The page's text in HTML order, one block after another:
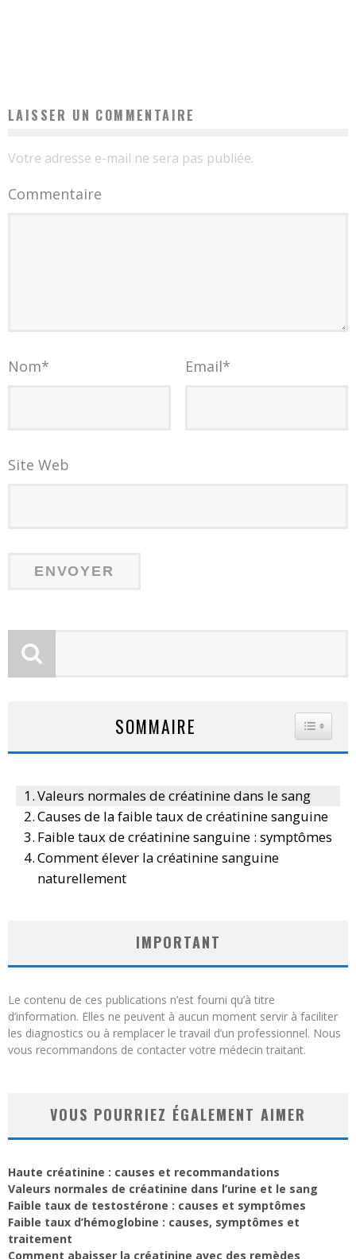
LAISSER UN COMMENTAIRE
Votre adresse e-mail ne sera pas publiée.
Commentaire
Nom* Email*
Site Web
SOMMAIRE
Valeurs normales de créatinine dans le sang
Causes de la faible taux de créatinine sanguine
Faible taux de créatinine sanguine : symptômes
Comment élever la créatinine sanguine
naturellement
IMPORTANT
Le contenu de ces publications n’est fourni qu’à titre
d’information. Elles ne peuvent à aucun moment servir à faciliter
les diagnostics ou à remplacer le travail d’un professionnel. Nous
vous recommandons de contacter votre médecin traitant.
VOUS POURRIEZ ÉGALEMENT AIMER
Haute créatinine : causes et recommandations
Valeurs normales de créatinine dans l’urine et le sang
Faible taux de testostérone : causes et symptômes
Faible taux d’hémoglobine : causes, symptômes et
traitement
Comment abaisser la créatinine avec des remèdes